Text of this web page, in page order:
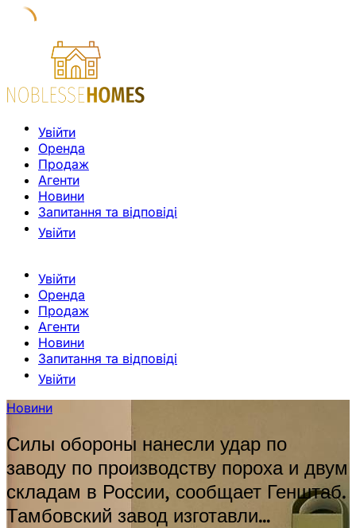
Увійти
Оренда
Продаж
Агенти
Новини
Запитання та відповіді
Увійти
Увійти
Оренда
Продаж
Агенти
Новини
Запитання та відповіді
Увійти
Новини
Силы обороны нанесли удар по
заводу по производству пороха и двум
складам в России, сообщает Генштаб.
Тамбовский завод изготавли…